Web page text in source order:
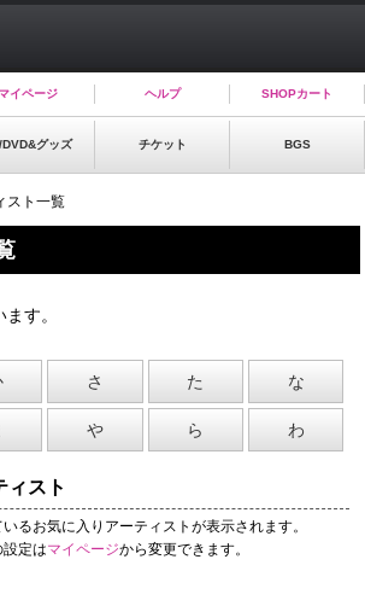
イページ ヘルプ SHOPカート
DVD&グッズ チケット BGS
スト一覧
す。
さ た な
や ら わ
ィスト
るお気に入りアーティストが表示されます。
定はマイページから変更できます。